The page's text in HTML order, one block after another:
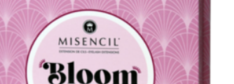
Bloom 3D multi-longueur
Bloom 3D 7mm